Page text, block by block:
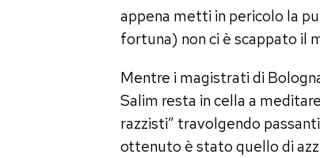
appena metti in pericolo la
fortuna) non ci è scappato il
Mentre i magistrati di
Salim resta in cella a
razzisti” travolgendo
ottenuto è stato quello di